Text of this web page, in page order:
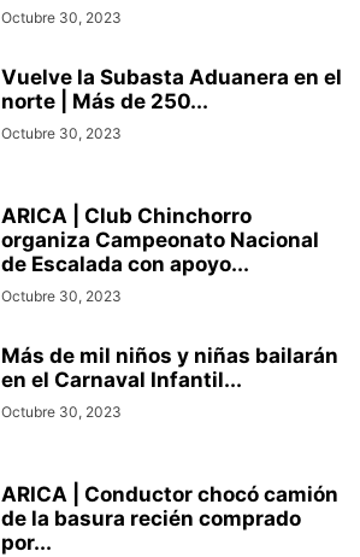
Octubre 30, 2023
Vuelve la Subasta Aduanera en el
norte | Más de 250...
Octubre 30, 2023
ARICA | Club Chinchorro
organiza Campeonato Nacional
de Escalada con apoyo...
Octubre 30, 2023
Más de mil niños y niñas bailarán
en el Carnaval Infantil...
Octubre 30, 2023
ARICA | Conductor chocó camión
de la basura recién comprado
por...